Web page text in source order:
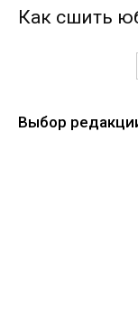
Как сшить
Выбор